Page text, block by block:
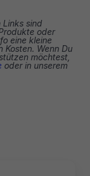
Links sind
oder
eine kleine
Kosten. Wenn Du
möchtest,
oder in unserem